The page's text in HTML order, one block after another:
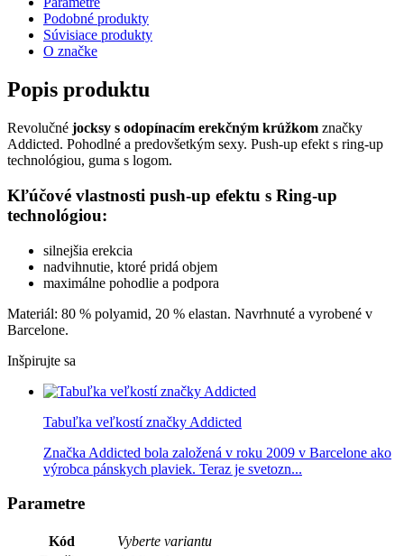
Podobné produkty
Súvisiace produkty
O značke
Popis produktu
Revolučné jocksy s odopínacím erekčným krúžkom značky
Addicted. Pohodlné a predovšetkým sexy. Push-up efekt s ring-up
technológiou, guma s logom.
Kľúčové vlastnosti push-up efektu s Ring-up
technológiou:
silnejšia erekcia
nadvihnutie, ktoré pridá objem
maximálne pohodlie a podpora
Materiál: 80 % polyamid, 20 % elastan. Navrhnuté a vyrobené v
Barcelone.
Inšpirujte sa
Tabuľka veľkostí značky Addicted
Značka Addicted bola založená v roku 2009 v Barcelone ako
výrobca pánskych plaviek. Teraz je svetozn...
Parametre
Kód
Vyberte variantu